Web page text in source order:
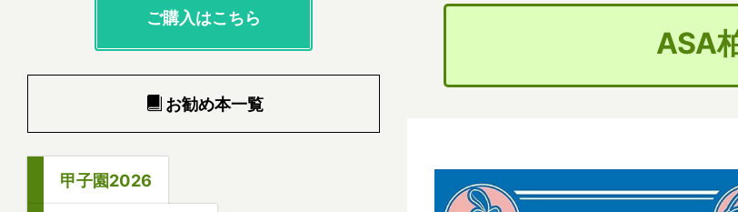
ASA
ご購入はこちら
お勧め本一覧
甲子園2026